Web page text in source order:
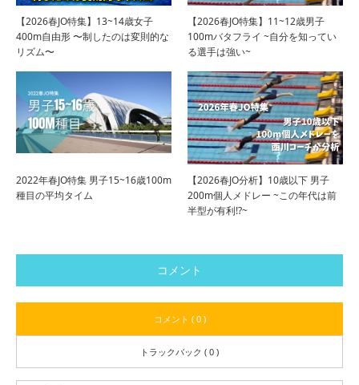
【2026春JO特集】13~14歳女子
400m自由形 〜制したのは変則的な
リズム〜
【2026春JO特集】11~12歳男子
100mバタフライ ~自分を知ってい
る選手は強い~
2022年春JO特集 男子15~16歳100m
種目の平均タイム
【2026春JO分析】10歳以下 男子
200m個人メドレー ~この年代は前
半型が有利!?~
コメント
コメント ( 0 )
トラックバック ( 0 )